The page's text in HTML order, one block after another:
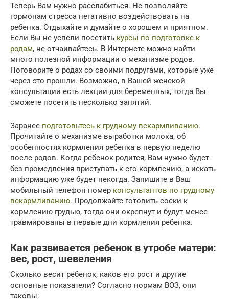
Теперь Вам нужно расслабиться. Не позволяйте
гормонам стресса негативно воздействовать на
ребенка. Отдыхайте и думайте о хорошем и приятном.
Если Вы не успели посетить курсы по подготовке к
родам, не отчаивайтесь. В Интернете можно найти
много полезной информации о механизме родов.
Поговорите о родах со своими подругами, которые уже
через это прошли. Возможно, в Вашей женской
консультации есть лекции для беременных, тогда Вы
сможете посетить несколько занятий.
Заранее подготовьтесь к грудному вскармливанию.
Прочитайте о механизме выработки молока, об
особенностях кормления ребенка в первую неделю
после родов. Когда ребенок родится, Вам нужно будет
без промедления приступать к его кормлению, а искать
информацию уже будет некогда. Запишите в Ваш
мобильный телефон номер консультантов по грудному
вскармливанию. Продолжайте готовить соски к
кормлению грудью, тогда они окрепнут и будут менее
травмированы в первые дни кормления ребенка.
Как развивается ребенок в утробе матери:
вес, рост, шевеления
Сколько весит ребенок, каков его рост и другие
основные показатели? Согласно нормам ВОЗ, они
таковы: